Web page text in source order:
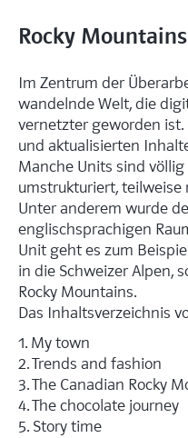
Rocky
Im Zentrum der
wandelnde Welt, die
vernetzter geworden
und aktualisierten
Manche Units sind
umstrukturiert, teilweise
Unter anderem wurde
englischsprachigen
Unit geht es zum
in die Schweizer Alpen,
Rocky Mountains.
Das Inhaltsverzeichnis
1. My town
2. Trends and fashion
3. The Canadian Rocky
4. The chocolate journey
5. Story time